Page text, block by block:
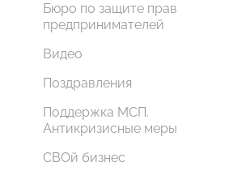
Бюро по защите прав
предпринимателей
Видео
Поздравления
Поддержка МСП.
Антикризисные меры
СВОй бизнес